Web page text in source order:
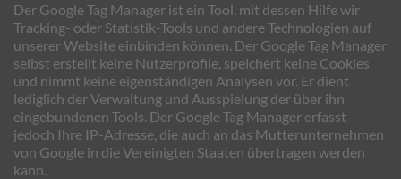
Der Google Tag Manager ist ein Tool, mit dessen Hilfe wir
Tracking- oder Statistik-Tools und andere Technologien auf
unserer Website einbinden können. Der Google Tag Manager
selbst erstellt keine Nutzerprofile, speichert keine Cookies
und nimmt keine eigenständigen Analysen vor. Er dient
lediglich der Verwaltung und Ausspielung der über ihn
eingebundenen Tools. Der Google Tag Manager erfasst
jedoch Ihre IP-Adresse, die auch an das Mutterunternehmen
von Google in die Vereinigten Staaten übertragen werden
kann.